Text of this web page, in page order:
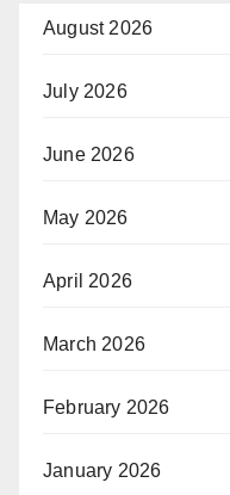
August 2026
July 2026
June 2026
May 2026
April 2026
March 2026
February 2026
January 2026